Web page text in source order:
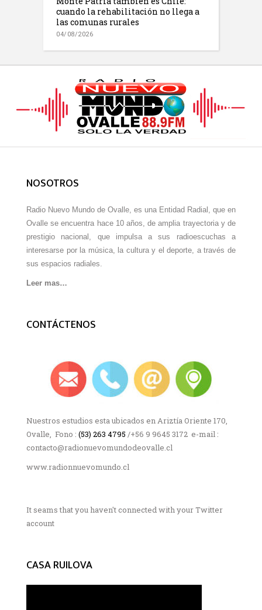
cuando la rehabilitación no llega a
las comunas rurales
04/08/2026
NOSOTROS
Radio Nuevo Mundo de Ovalle, es una Entidad Radial, que en
Ovalle se encuentra hace 10 años, de amplia trayectoria y de
prestigio nacional, que impulsa a sus radioescuchas a
interesarse por la música, la cultura y el deporte, a través de
sus espacios radiales.
Leer mas…
CONTÁCTENOS
Nuestros estudios esta ubicados en Ariztía Oriente 170,
Ovalle, Fono : (53) 263 4795 /+56 9 9645 3172 e-mail :
contacto@radionuevomundodeovalle.cl
www.radionnuevomundo.cl
It seams that you haven't connected with your Twitter
account
CASA RUILOVA